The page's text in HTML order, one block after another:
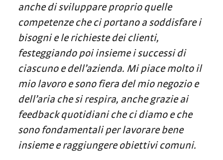
anche di sviluppare proprio quelle
competenze che ci portano a soddisfare i
bisogni e le richieste dei clienti,
festeggiando poi insieme i successi di
ciascuno e dell’azienda. Mi piace molto il
mio lavoro e sono fiera del mio negozio e
dell’aria che si respira, anche grazie ai
feedback quotidiani che ci diamo e che
sono fondamentali per lavorare bene
insieme e raggiungere obiettivi comuni.